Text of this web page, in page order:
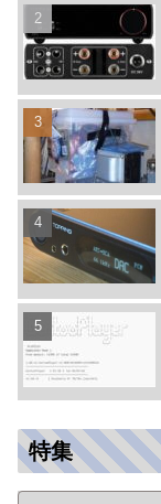
特集